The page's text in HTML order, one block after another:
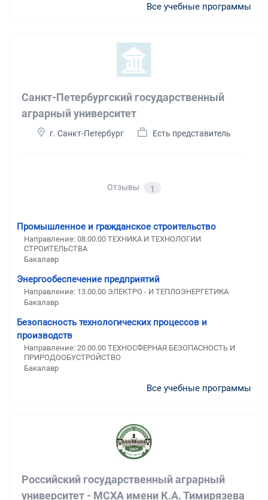
Все учебные программы
Санкт-Петербургский государственный
аграрный университет
г. Санкт-Петербург Есть представитель
Отзывы 1
Промышленное и гражданское строительство
Направление: 08.00.00 ТЕХНИКА И ТЕХНОЛОГИИ
СТРОИТЕЛЬСТВА
Бакалавр
Энергообеспечение предприятий
Направление: 13.00.00 ЭЛЕКТРО - И ТЕПЛОЭНЕРГЕТИКА
Бакалавр
Безопасность технологических процессов и
производств
Направление: 20.00.00 ТЕХНОСФЕРНАЯ БЕЗОПАСНОСТЬ И
ПРИРОДООБУСТРОЙСТВО
Бакалавр
Все учебные программы
Российский государственный аграрный
университет - МСХА имени К.А. Тимирязева